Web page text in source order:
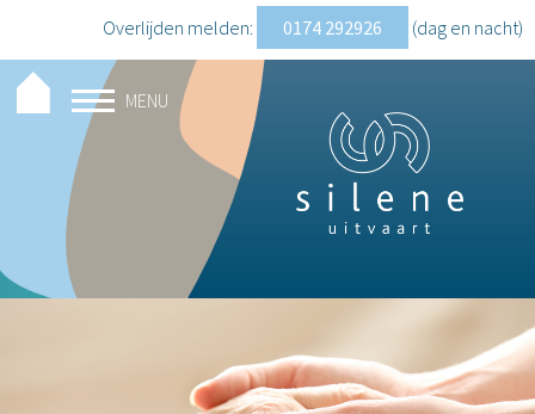
Overlijden melden: 0174 292926 (dag en nacht)
MENU